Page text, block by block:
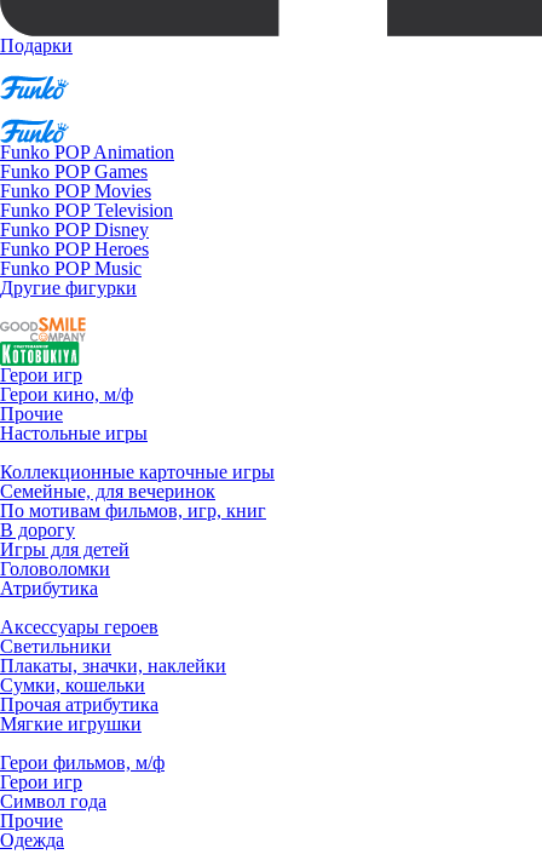
Подарки
Funko POP Animation
Funko POP Games
Funko POP Movies
Funko POP Television
Funko POP Disney
Funko POP Heroes
Funko POP Music
Другие фигурки
Герои игр
Герои кино, м/ф
Прочие
Настольные игры
Коллекционные карточные игры
Семейные, для вечеринок
По мотивам фильмов, игр, книг
В дорогу
Игры для детей
Головоломки
Атрибутика
Аксессуары героев
Светильники
Плакаты, значки, наклейки
Сумки, кошельки
Прочая атрибутика
Мягкие игрушки
Герои фильмов, м/ф
Герои игр
Символ года
Прочие
Одежда